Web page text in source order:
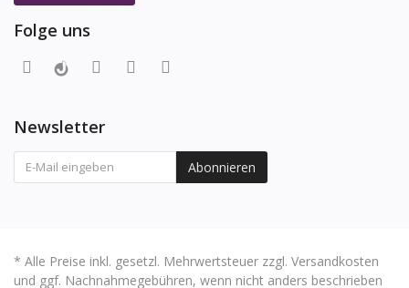
Folge uns
Newsletter
Abonnieren
* Alle Preise inkl. gesetzl. Mehrwertsteuer zzgl. Versandkosten
und ggf. Nachnahmegebühren, wenn nicht anders beschrieben